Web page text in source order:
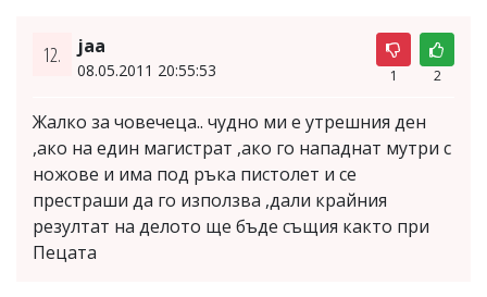
12. jaa
08.05.2011 20:55:53 1 2
Жалко за човечеца.. чудно ми е утрешния ден
,ако на един магистрат ,ако го нападнат мутри с
ножове и има под ръка пистолет и се
престраши да го използва ,дали крайния
резултат на делото ще бъде същия както при
Пецата